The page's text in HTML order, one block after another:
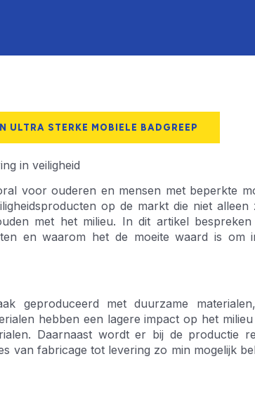
ULTRA STERKE MOBIELE BADGREEP
in veiligheid
voor ouderen en mensen met beperkte
op de markt die niet alleen
met het milieu. In dit artikel
en waarom het de moeite waard is om
geproduceerd met duurzame
hebben een lagere impact op het
Daarnaast wordt er bij de productie
van fabricage tot levering zo min mogelijk